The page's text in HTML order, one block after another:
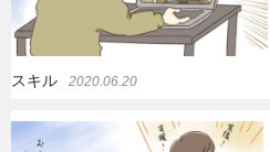
スキル 2020.06.20